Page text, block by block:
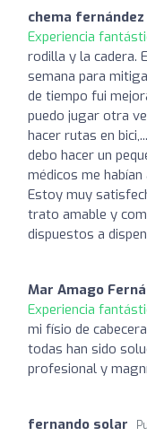
chema fernández
Experiencia
rodilla y la cadera.
semana para
de tiempo fui
puedo jugar otra
hacer rutas en
debo hacer un
médicos me
Estoy muy
trato amable y
dispuestos a
Mar Amago
Experiencia
mi físio de
todas han sido
profesional y
fernando solar